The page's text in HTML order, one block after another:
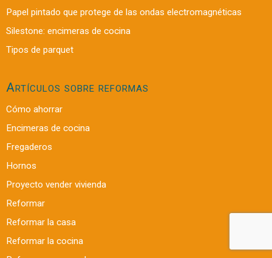
Papel pintado que protege de las ondas electromagnéticas
Silestone: encimeras de cocina
Tipos de parquet
Artículos sobre reformas
Cómo ahorrar
Encimeras de cocina
Fregaderos
Hornos
Proyecto vender vivienda
Reformar
Reformar la casa
Reformar la cocina